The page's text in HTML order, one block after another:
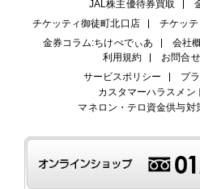
JAL株主優待券買取
チケッティ御徒町北口店
チケッ
金券コラム:ちけぺでぃあ
会社
利用規約
お問合せ
サービスポリシー
プ
カスタマーハラスメン
マネロン・テロ資金供与対